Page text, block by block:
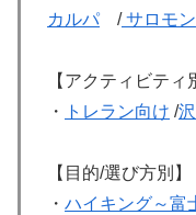
カルパ/サロモン
【アクティビティ
・
トレラン向け /
【目的/選び方別】
・ ハイキング～富